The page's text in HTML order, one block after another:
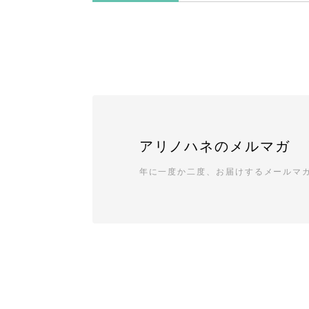
アリノハネのメルマガ
年に一度か二度、お届けするメールマ